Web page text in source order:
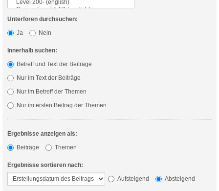
Unterforen durchsuchen:
Ja
Nein
Innerhalb suchen:
Betreff und Text der Beiträge
Nur im Text der Beiträge
Nur im Betreff der Themen
Nur im ersten Beitrag der Themen
Ergebnisse anzeigen als:
Beiträge
Themen
Ergebnisse sortieren nach:
Aufsteigend
Absteigend